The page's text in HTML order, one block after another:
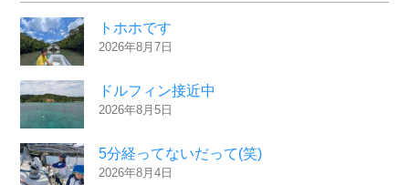
トホホです
2026年8月7日
ドルフィン接近中
2026年8月5日
5分経ってないだって(笑)
2026年8月4日